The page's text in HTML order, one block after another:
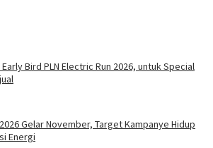
Bird PLN Electric Run 2026, untuk Special
Gelar November, Target Kampanye Hidup
Energi